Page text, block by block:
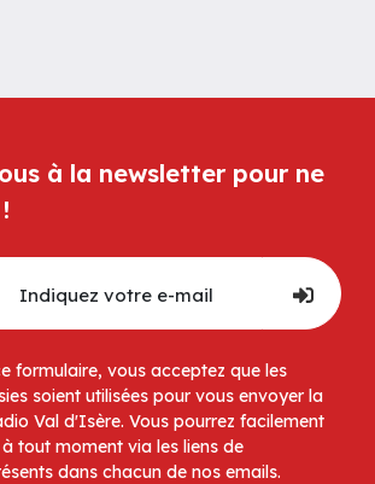
à la newsletter pour ne
formulaire, vous acceptez que les
soient utilisées pour vous envoyer la
Val d'Isère. Vous pourrez facilement
tout moment via les liens de
dans chacun de nos emails.